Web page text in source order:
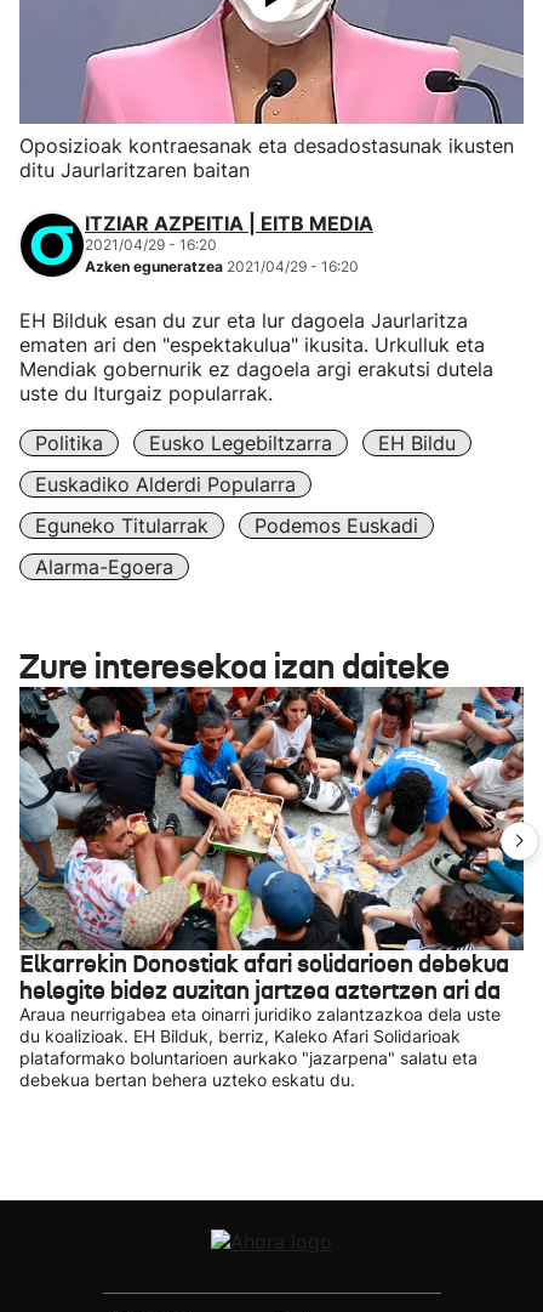
Oposizioak kontraesanak eta desadostasunak ikusten
ditu Jaurlaritzaren baitan
ITZIAR AZPEITIA | EITB MEDIA
2021/04/29 - 16:20
Azken eguneratzea 2021/04/29 - 16:20
EH Bilduk esan du zur eta lur dagoela Jaurlaritza
ematen ari den "espektakulua" ikusita. Urkulluk eta
Mendiak gobernurik ez dagoela argi erakutsi dutela
uste du Iturgaiz popularrak.
Politika Eusko Legebiltzarra
EH Bildu
Euskadiko Alderdi Popularra
Eguneko Titularrak
Podemos Euskadi
Alarma-Egoera
Zure interesekoa izan daiteke
Elkarrekin Donostiak afari solidarioen debekua
helegite bidez auzitan jartzea aztertzen ari da
Araua neurrigabea eta oinarri juridiko zalantzazkoa dela uste
du koalizioak. EH Bilduk, berriz, Kaleko Afari Solidarioak
plataformako boluntarioen aurkako "jazarpena" salatu eta
debekua bertan behera uzteko eskatu du.